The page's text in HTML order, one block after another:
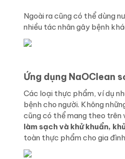
Ngoài ra cũng có thể dùng
nhiều tác nhân gây bệnh
Ứng dụng NaOClean
Các loại thực phẩm, ví dụ
bệnh cho người. Không
cũng có thể mang theo trên
làm sạch và khử khuẩn,
toàn thực phẩm cho gia